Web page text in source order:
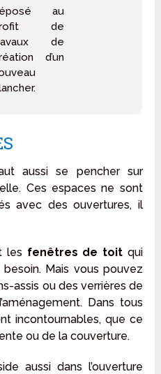
au
de
de
d’un
aussi se pencher sur
Ces espaces ne sont
avec des ouvertures, il
les fenêtres de toit qui
Mais vous pouvez
assis ou des verrières de
Dans tous
incontournables, que ce
ou de la couverture.
aussi dans l’ouverture